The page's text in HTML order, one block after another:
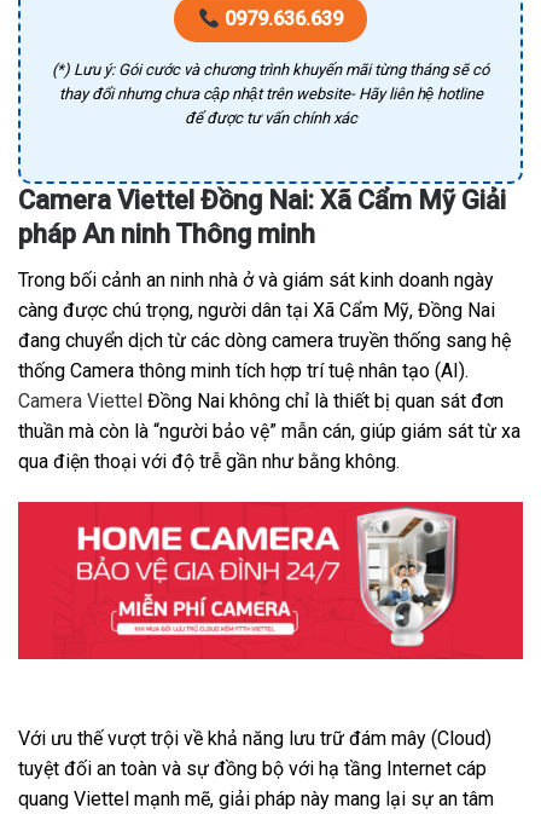
0979.636.639
(*) Lưu ý: Gói cước và chương trình khuyến mãi từng tháng sẽ có
thay đổi nhưng chưa cập nhật trên website- Hãy liên hệ hotline
để được tư vấn chính xác
Camera Viettel Đồng Nai: Xã Cẩm Mỹ Giải
pháp An ninh Thông minh
Trong bối cảnh an ninh nhà ở và giám sát kinh doanh ngày
càng được chú trọng, người dân tại Xã Cẩm Mỹ, Đồng Nai
đang chuyển dịch từ các dòng camera truyền thống sang hệ
thống Camera thông minh tích hợp trí tuệ nhân tạo (AI).
Camera Viettel Đồng Nai không chỉ là thiết bị quan sát đơn
thuần mà còn là “người bảo vệ” mẫn cán, giúp giám sát từ xa
qua điện thoại với độ trễ gần như bằng không.
Với ưu thế vượt trội về khả năng lưu trữ đám mây (Cloud)
tuyệt đối an toàn và sự đồng bộ với hạ tầng Internet cáp
quang Viettel mạnh mẽ, giải pháp này mang lại sự an tâm